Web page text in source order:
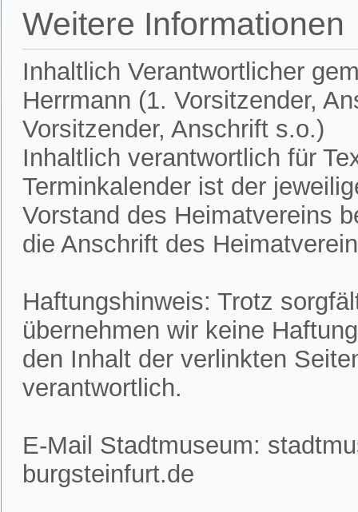
Weitere Informationen
Inhaltlich Verantwortlicher
Herrmann (1. Vorsitzender,
Vorsitzender, Anschrift s.o.)
Inhaltlich verantwortlich für
Terminkalender ist der
Vorstand des Heimatvereins
die Anschrift des
Haftungshinweis: Trotz
übernehmen wir keine
den Inhalt der verlinkten
verantwortlich.
E-Mail Stadtmuseum:
burgsteinfurt.de